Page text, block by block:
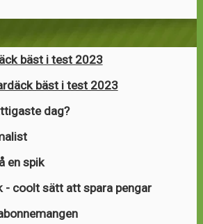
bäst i test 2023
bäst i test 2023
dag?
en spik
- coolt sätt att spara pengar